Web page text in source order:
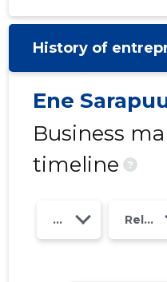
History of
Ene
Business
timeline
?
Year